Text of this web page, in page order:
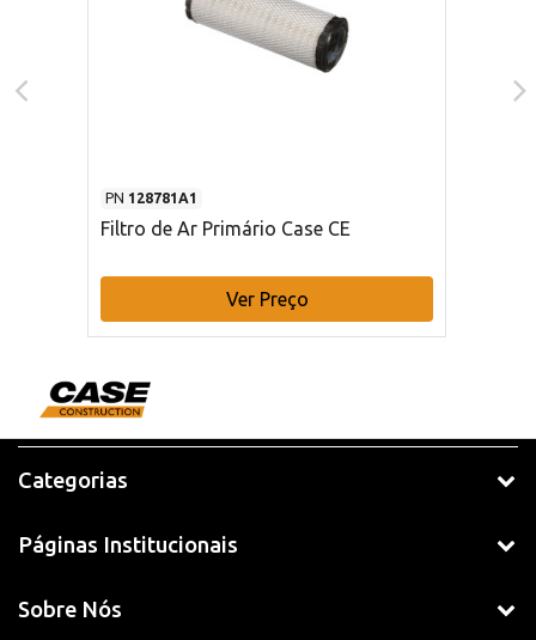
PN 128781A1
Filtro de Ar Primário Case CE
Ver Preço
Categorias
Páginas Institucionais
Sobre Nós